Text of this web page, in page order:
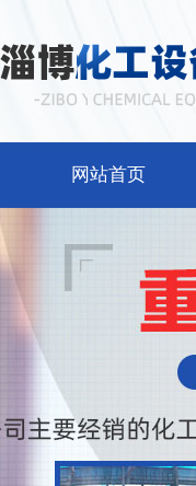
网站首页